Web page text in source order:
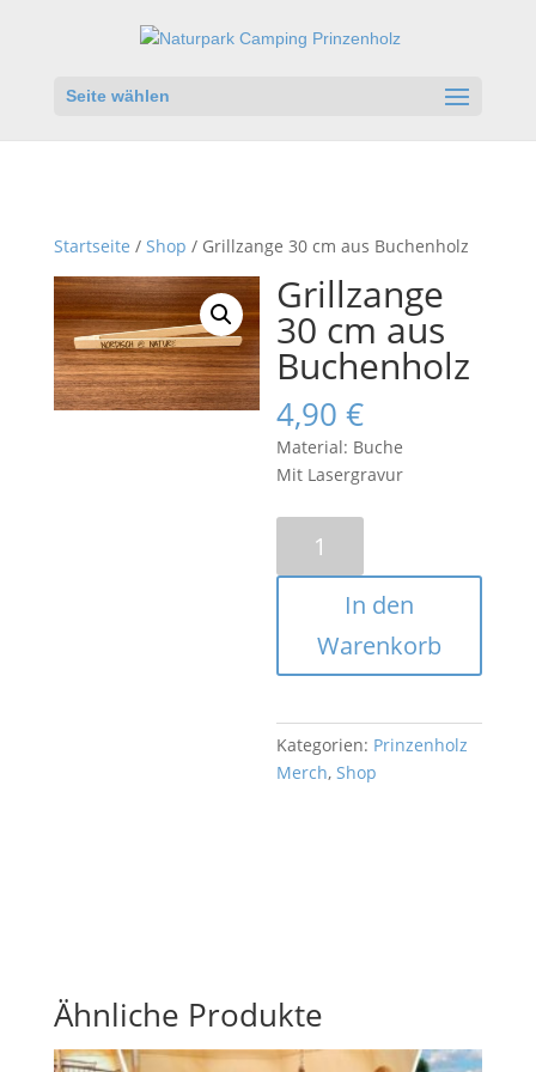
Seite wählen
Startseite / Shop / Grillzange 30 cm aus Buchenholz
Grillzange
30 cm aus
Buchenholz
4,90€
Material: Buche
Mit Lasergravur
cm
Buchenholz
Menge
In den
Warenkorb
Kategorien: Prinzenholz
Merch,Shop
Ähnliche Produkte